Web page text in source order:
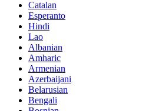
Catalan
Esperanto
Hindi
Lao
Albanian
Amharic
Armenian
Azerbaijani
Belarusian
Bengali